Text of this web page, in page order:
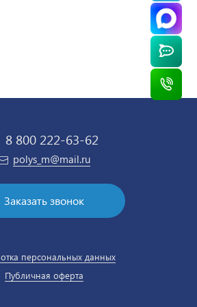
8 800 222-63-62
polys_m@mail.ru
Заказать звонок
персональных данных
Публичная оферта